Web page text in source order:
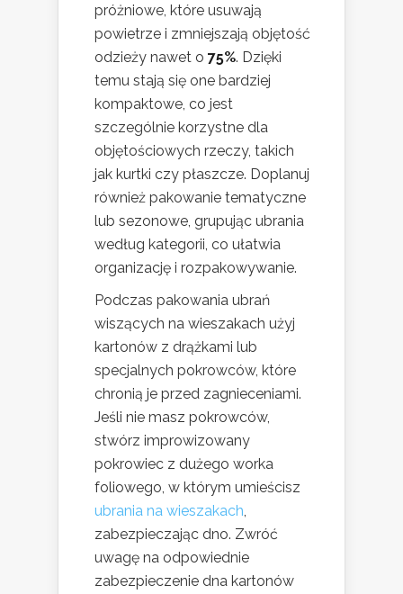
próżniowe, które usuwają
powietrze i zmniejszają objętość
odzieży nawet o 75%. Dzięki
temu stają się one bardziej
kompaktowe, co jest
szczególnie korzystne dla
objętościowych rzeczy, takich
jak kurtki czy płaszcze. Doplanuj
również pakowanie tematyczne
lub sezonowe, grupując ubrania
według kategorii, co ułatwia
organizację i rozpakowywanie.
Podczas pakowania ubrań
wiszących na wieszakach użyj
kartonów z drążkami lub
specjalnych pokrowców, które
chronią je przed zagnieceniami.
Jeśli nie masz pokrowców,
stwórz improwizowany
pokrowiec z dużego worka
foliowego, w którym umieścisz
ubrania na wieszakach,
zabezpieczając dno. Zwróć
uwagę na odpowiednie
zabezpieczenie dna kartonów